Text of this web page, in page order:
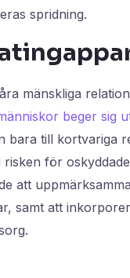
spridning.
mänskliga
beger sig
bara till kortvariga
för
att
samt att